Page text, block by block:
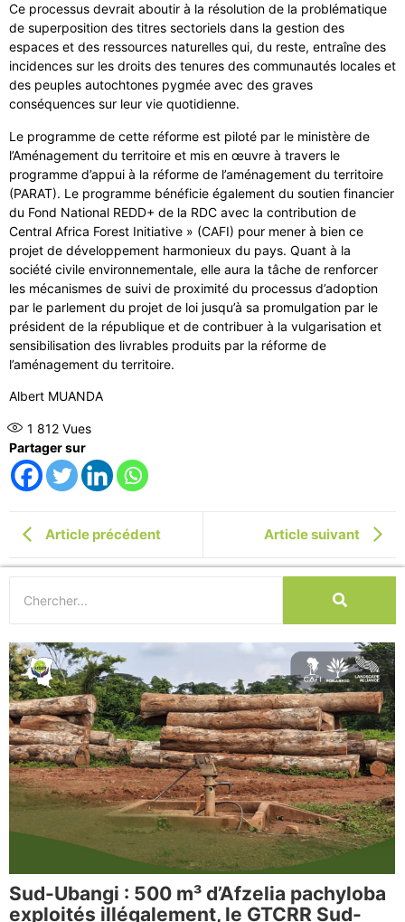
Ce processus devrait aboutir à la résolution de la problématique
de superposition des titres sectoriels dans la gestion des
espaces et des ressources naturelles qui, du reste, entraîne des
incidences sur les droits des tenures des communautés locales et
des peuples autochtones pygmée avec des graves
conséquences sur leur vie quotidienne.
Le programme de cette réforme est piloté par le ministère de
l’Aménagement du territoire et mis en œuvre à travers le
programme d’appui à la réforme de l’aménagement du territoire
(PARAT). Le programme bénéficie également du soutien financier
du Fond National REDD+ de la RDC avec la contribution de
Central Africa Forest Initiative » (CAFI) pour mener à bien ce
projet de développement harmonieux du pays. Quant à la
société civile environnementale, elle aura la tâche de renforcer
les mécanismes de suivi de proximité du processus d’adoption
par le parlement du projet de loi jusqu’à sa promulgation par le
président de la république et de contribuer à la vulgarisation et
sensibilisation des livrables produits par la réforme de
l’aménagement du territoire.
Albert MUANDA
1 812 Vues
Partager sur
Article précédent Article suivant
Sud-Ubangi : 500 m³ d’Afzelia pachyloba
exploités illégalement, le GTCRR Sud-